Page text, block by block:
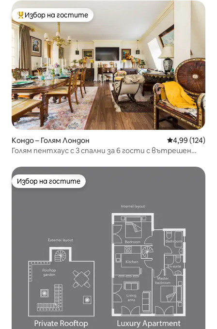
Най-популярен избор на гостите
Избор на гостите
Кондо – Голям Лондон Средна
4,99 (124)
Голям пентхаус с 3 спални за 6 гости с вътрешен
Избор на гостите
Избор на гостите